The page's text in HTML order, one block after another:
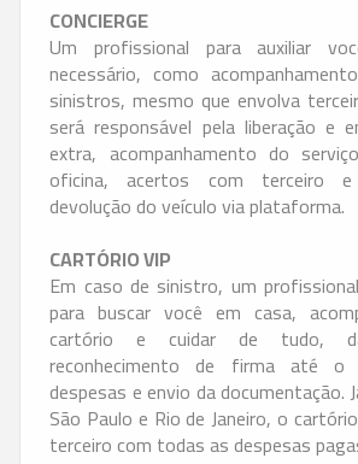
CONCIERGE
Um profissional para auxiliar
necessário, como
sinistros, mesmo que envolva
será responsável pela liberação e
extra, acompanhamento do
oficina, acertos com terceiro
devolução do veículo via plataforma.
CARTÓRIO VIP
Em caso de sinistro, um
para buscar você em casa,
cartório e cuidar de tudo,
reconhecimento de firma até o
despesas e envio da documentação.
São Paulo e Rio de Janeiro, o
terceiro com todas as despesas